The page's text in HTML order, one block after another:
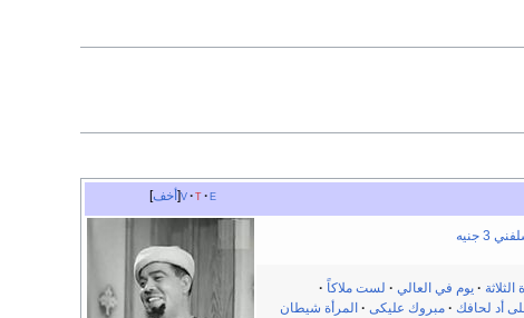
أخف v t e
3 جنيه
يوم في العالي
لست ملاكاً
أد لحافك مبروك عليكى المرأة شيطان